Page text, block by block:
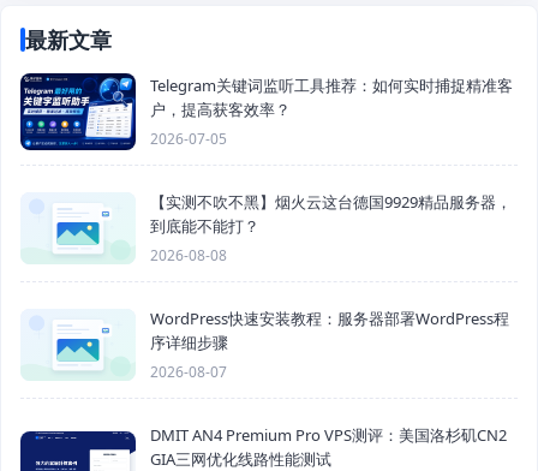
最新文章
Telegram关键词监听工具推荐：如何实时捕捉精准客
户，提高获客效率？
2026-07-05
【实测不吹不黑】烟火云这台德国9929精品服务器，
到底能不能打？
2026-08-08
WordPress快速安装教程：服务器部署WordPress程
序详细步骤
2026-08-07
DMIT AN4 Premium Pro VPS测评：美国洛杉矶CN2
GIA三网优化线路性能测试